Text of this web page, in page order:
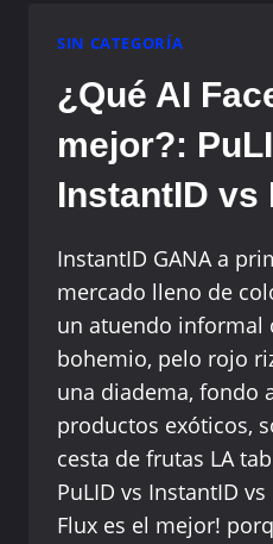
SIN CATEGORÍA
¿Qué AI
mejor?:
InstantID vs
InstantID GANA a
mercado lleno de
un atuendo informal
bohemio, pelo rojo
una diadema, fondo
productos exóticos,
cesta de frutas LA
PuLID vs InstantID vs
Flux es el mejor!